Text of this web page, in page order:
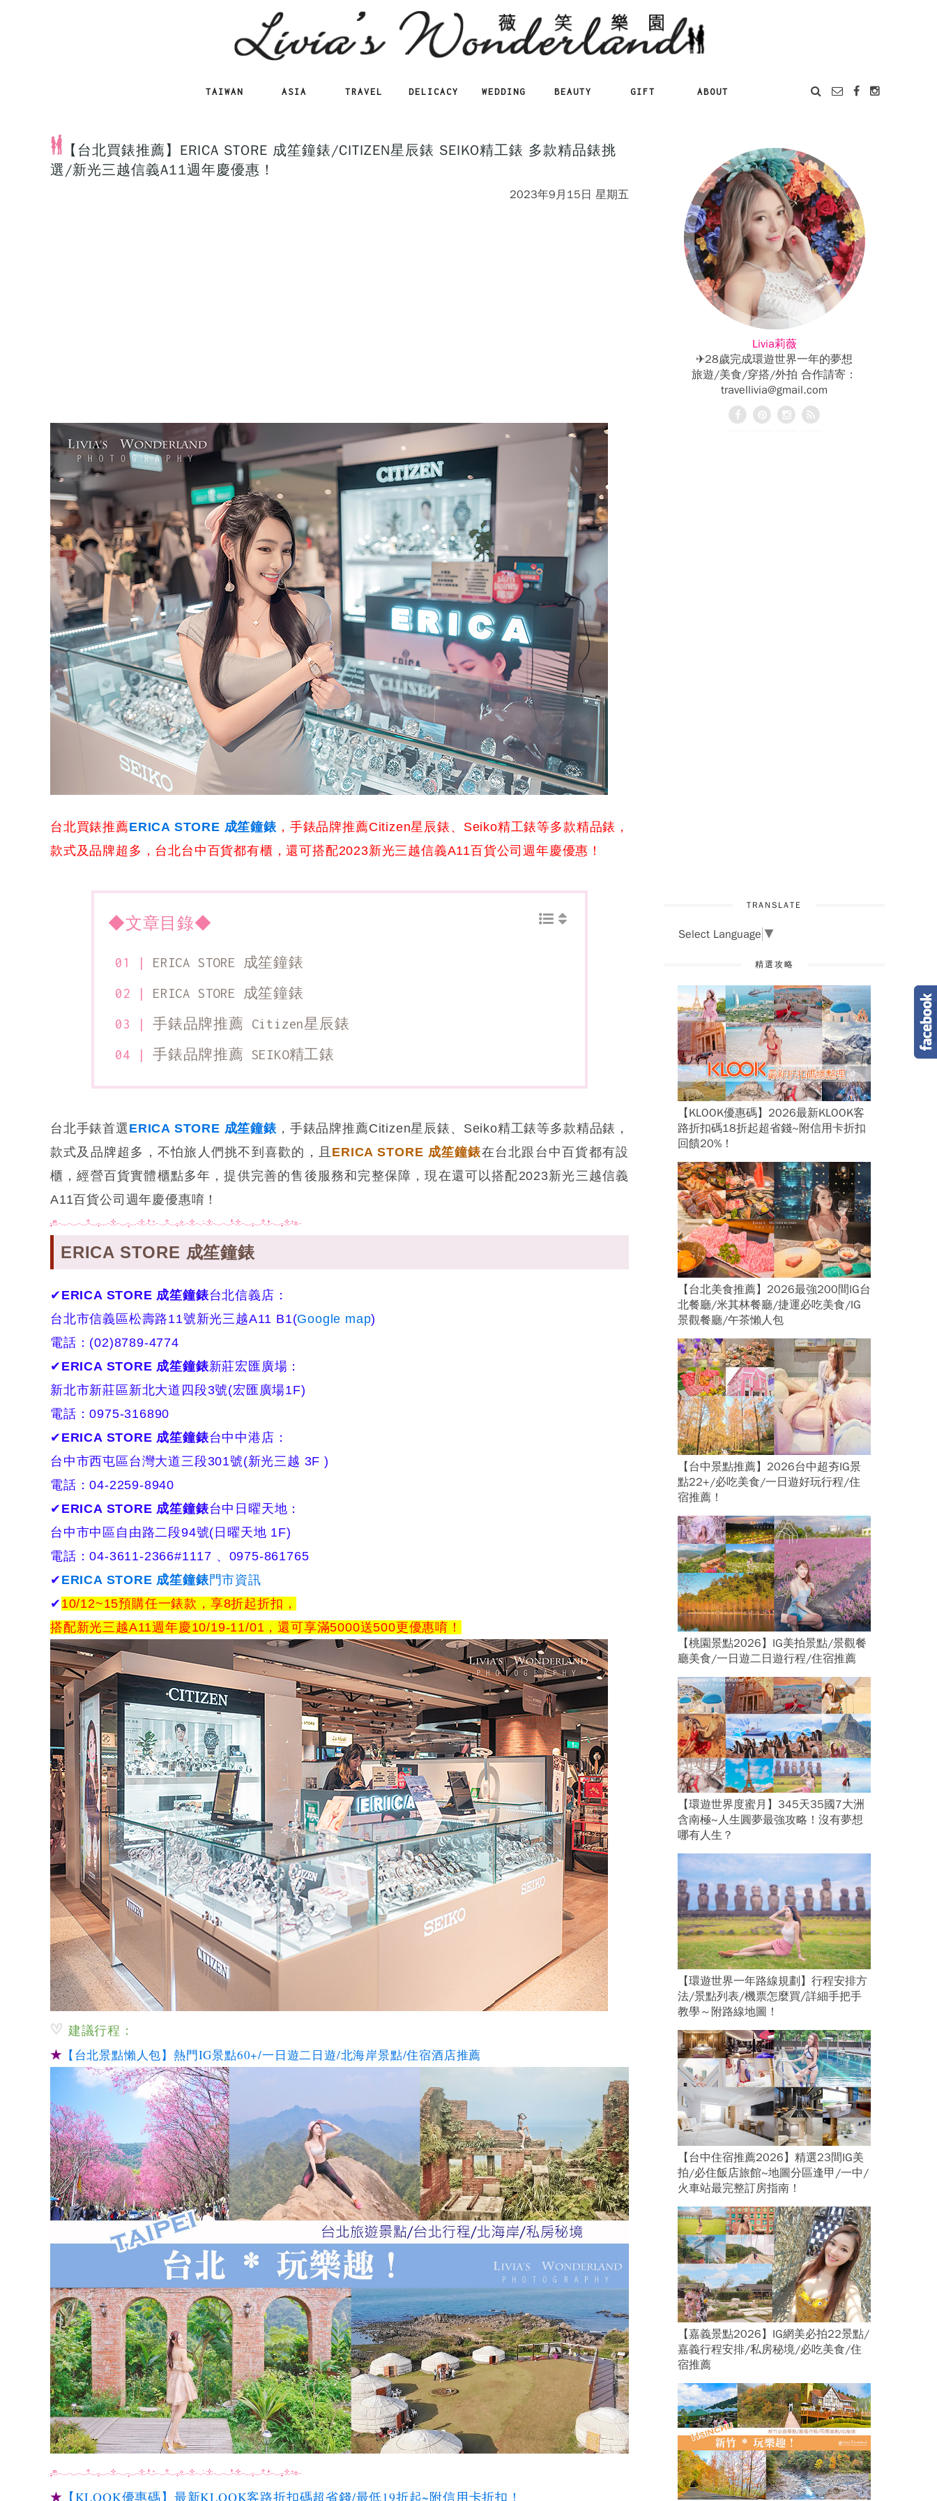
TAIWAN ASIA TRAVEL DELICACY WEDDING BEAUTY GIFT ABOUT
【台北買錶推薦】ERICA STORE 成笙鐘錶/CITIZEN星辰錶 SEIKO精工錶 多款精品錶挑
選/新光三越信義A11週年慶優惠！
2023年9月15日 星期五
台北買錶推薦ERICA STORE 成笙鐘錶 ，手錶品牌推薦Citizen星辰錶、Seiko精工錶等多款精品錶，
款式及品牌超多，台北台中百貨都有櫃，還可搭配2023新光三越信義A11百貨公司週年慶優惠！
◆文章目錄◆
ERICA STORE 成笙鐘錶
ERICA STORE 成笙鐘錶
手錶品牌推薦 Citizen星辰錶
手錶品牌推薦 SEIKO精工錶
台北手錶首選 ERICA STORE 成笙鐘錶 ，手錶品牌推薦Citizen星辰錶、Seiko精工錶等多款精品錶，
款式及品牌超多，不怕旅人們挑不到喜歡的，且 ERICA STORE 成笙鐘錶在台北跟台中百貨都有設
櫃，經營百貨實體櫃點多年，提供完善的售後服務和完整保障，現在還可以搭配2023新光三越信義
A11百貨公司週年慶優惠唷！
ERICA STORE 成笙鐘錶
✔ ERICA STORE 成笙鐘錶台北信義店：
台北市信義區松壽路11號新光三越A11 B1(Google map)
電話：(02)8789-4774
✔ ERICA STORE 成笙鐘錶新莊宏匯廣場：
新北市新莊區新北大道四段3號(宏匯廣場1F)
電話：0975-316890
✔ ERICA STORE 成笙鐘錶台中中港店：
台中市西屯區台灣大道三段301號(新光三越 3F )
電話：04-2259-8940
✔ ERICA STORE 成笙鐘錶台中日曜天地：
台中市中區自由路二段94號( 日曜天地 1F)
電話：04-3611-2366#1117 、 0975-861765
✔ ERICA STORE 成笙鐘錶門市資訊
✔ 10/12~15預購任一錶款，享8折起折扣，
搭配新光三越A11週年慶10/19-11/01，還可享滿5000送500更優惠唷！
建議行程：
★ 【台北景點懶人包】熱門IG景點60+/一日遊二日遊/北海岸景點/住宿酒店推薦
★ 【KLOOK優惠碼】最新KLOOK客路折扣碼超省錢/最低19折起~附信用卡折扣！
Livia莉薇
✈28歲完成環遊世界一年的夢想
旅遊/美食/穿搭/外拍 合作請寄：
travellivia@gmail.com
TRANSLATE
Select Language ▼
精選攻略
【KLOOK優惠碼】2026最新KLOOK客
路折扣碼18折起超省錢~附信用卡折扣
回饋20%！
【台北美食推薦】2026最強200間IG台
北餐廳/米其林餐廳/捷運必吃美食/IG
景觀餐廳/午茶懶人包
【台中景點推薦】2026台中超夯IG景
點22+/必吃美食/一日遊好玩行程/住
宿推薦！
【桃園景點2026】IG美拍景點/景觀餐
廳美食/一日遊二日遊行程/住宿推薦
【環遊世界度蜜月】345天35國7大洲
含南極~人生圓夢最強攻略！沒有夢想
哪有人生？
【環遊世界一年路線規劃】行程安排方
法/景點列表/機票怎麼買/詳細手把手
教學～附路線地圖！
【台中住宿推薦2026】精選23間IG美
拍/必住飯店旅館~地圖分區逢甲/一中/
火車站最完整訂房指南！
【嘉義景點2026】IG網美必拍22景點/
嘉義行程安排/私房秘境/必吃美食/住
宿推薦